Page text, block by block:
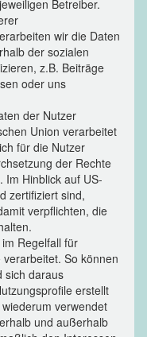
Betreiber.
wir die Daten
der sozialen
z.B. Beiträge
oder uns
der Nutzer
Union verarbeitet
für die Nutzer
der Rechte
Im Hinblick auf US-
zertifiziert sind,
verpflichten, die
Regelfall für
So können
sich daraus
erstellt
verwendet
und außerhalb